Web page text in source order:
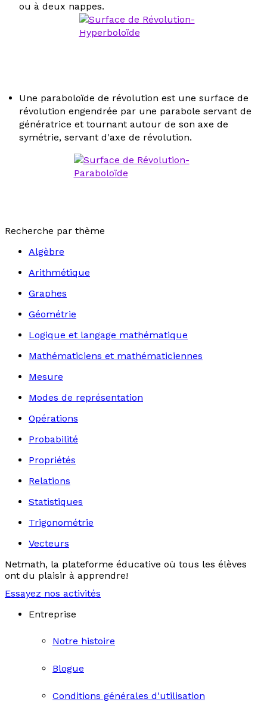
ou à deux nappes.
Une paraboloïde de révolution est une surface de
révolution engendrée par une parabole servant de
génératrice et tournant autour de son axe de
symétrie, servant d'axe de révolution.
Recherche par thème
Algèbre
Arithmétique
Graphes
Géométrie
Logique et langage mathématique
Mathématiciens et mathématiciennes
Mesure
Modes de représentation
Opérations
Probabilité
Propriétés
Relations
Statistiques
Trigonométrie
Vecteurs
Netmath, la plateforme éducative où tous les élèves
ont du plaisir à apprendre!
Essayez nos activités
Entreprise
Notre histoire
Blogue
Conditions générales d'utilisation